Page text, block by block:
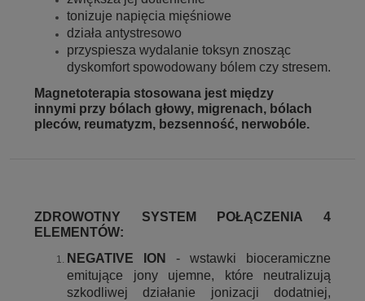
tonizuje napięcia mięśniowe
działa antystresowo
przyspiesza wydalanie toksyn znosząc
dyskomfort spowodowany bólem czy stresem.
Magnetoterapia stosowana jest między
innymi przy bólach głowy, migrenach, bólach
pleców, reumatyzm, bezsenność, nerwobóle.
ZDROWOTNY SYSTEM POŁĄCZENIA 4
ELEMENTÓW:
NEGATIVE ION
- wstawki bioceramiczne
emitujące jony ujemne, które neutralizują
szkodliwej działanie jonizacji dodatniej,